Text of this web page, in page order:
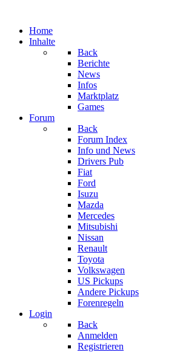
Home
Inhalte
Back
Berichte
News
Infos
Marktplatz
Games
Forum
Back
Forum Index
Info und News
Drivers Pub
Fiat
Ford
Isuzu
Mazda
Mercedes
Mitsubishi
Nissan
Renault
Toyota
Volkswagen
US Pickups
Andere Pickups
Forenregeln
Login
Back
Anmelden
Registrieren